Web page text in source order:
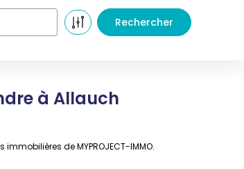
à Allauch
de MYPROJECT-IMMO.